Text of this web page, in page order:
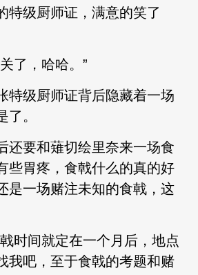
特级厨师证，满意的笑了
，哈哈。”
级厨师证背后隐藏着一场
了。
要和薙切绘里奈来一场食
些胃疼，食戟什么的真的好
是一场赌注未知的食戟，这
间就定在一个月后，地点
我吧，至于食戟的考题和赌